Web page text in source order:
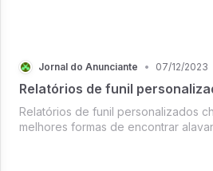
Jornal do Anunciante • 07/12/2023
Relatórios de funil
Relatórios de funil personalizados
melhores formas de encontrar